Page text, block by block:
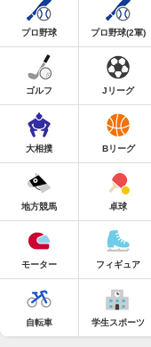
プロ野球 プロ野球(2軍)
ゴルフ Jリーグ
大相撲 Bリーグ
地方競馬 卓球
モーター フィギュア
自転車 学生スポーツ